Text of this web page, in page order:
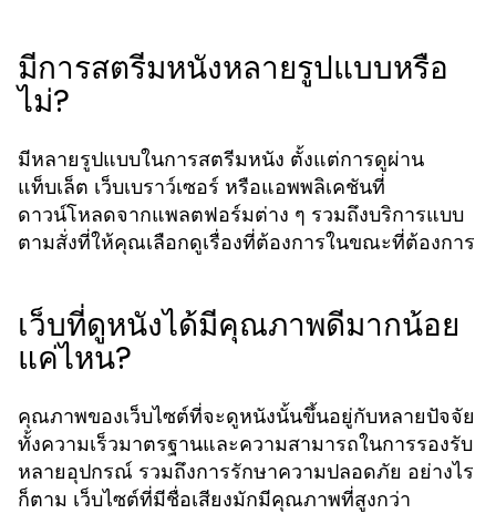
มีการสตรีมหนังหลายรูปแบบหรือ
ไม่?
มีหลายรูปแบบในการสตรีมหนัง ตั้งแต่การดูผ่าน
แท็บเล็ต เว็บเบราว์เซอร์ หรือแอพพลิเคชันที่
ดาวน์โหลดจากแพลตฟอร์มต่าง ๆ รวมถึงบริการแบบ
ตามสั่งที่ให้คุณเลือกดูเรื่องที่ต้องการในขณะที่ต้องการ
เว็บที่ดูหนังได้มีคุณภาพดีมากน้อย
แค่ไหน?
คุณภาพของเว็บไซต์ที่จะดูหนังนั้นขึ้นอยู่กับหลายปัจจัย
ทั้งความเร็วมาตรฐานและความสามารถในการรองรับ
หลายอุปกรณ์ รวมถึงการรักษาความปลอดภัย อย่างไร
ก็ตาม เว็บไซต์ที่มีชื่อเสียงมักมีคุณภาพที่สูงกว่า